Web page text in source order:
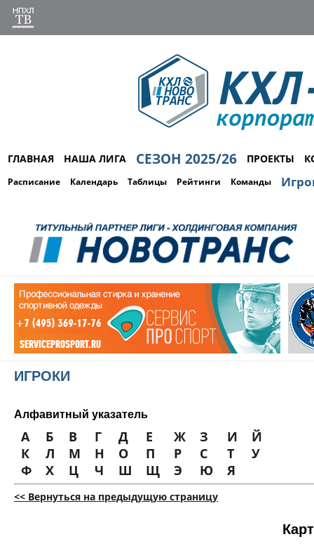
ГЛАВНАЯ НАША ЛИГА СЕЗОН 2025/26 ПРОЕКТЫ
Расписание Календарь Таблицы Рейтинги Команды
ИГРОКИ
Алфавитный указатель
А Б В Г Д Е Ж З И
Й
К
Л М Н О П Р С Т
У
Ф
Х Ц Ч Ш Щ Э Ю Я
<< Вернуться на предыдущую страницу